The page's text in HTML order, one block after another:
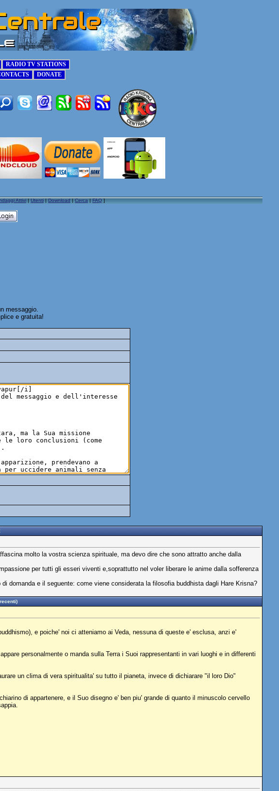
Attivi|Utenti|Download|Cerca|FAQ]
messaggio.
e gratuita!
molto la vostra scienza spirituale, ma devo dire che sono attratto anche dalla
per tutti gli esseri viventi e,soprattutto nel voler liberare le anime dalla sofferenza
domanda e il seguente: come viene considerata la filosofia buddhista dagli Hare Krisna?
e poiche' noi ci atteniamo ai Veda, nessuna di queste e' esclusa, anzi e'
personalmente o manda sulla Terra i Suoi rappresentanti in vari luoghi e in differenti
un clima di vera spiritualita' su tutto il pianeta, invece di dichiarare "il loro Dio"
di appartenere, e il Suo disegno e' ben piu' grande di quanto il minuscolo cervello